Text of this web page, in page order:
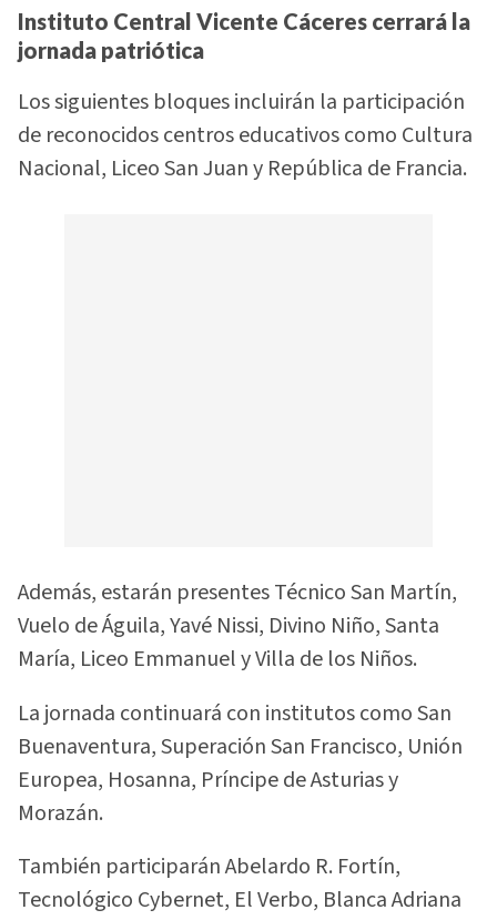
Instituto Central Vicente Cáceres cerrará la
jornada patriótica
Los siguientes bloques incluirán la participación
de reconocidos centros educativos como Cultura
Nacional, Liceo San Juan y República de Francia.
Además, estarán presentes Técnico San Martín,
Vuelo de Águila, Yavé Nissi, Divino Niño, Santa
María, Liceo Emmanuel y Villa de los Niños.
La jornada continuará con institutos como San
Buenaventura, Superación San Francisco, Unión
Europea, Hosanna, Príncipe de Asturias y
Morazán.
También participarán Abelardo R. Fortín,
Tecnológico Cybernet, El Verbo, Blanca Adriana